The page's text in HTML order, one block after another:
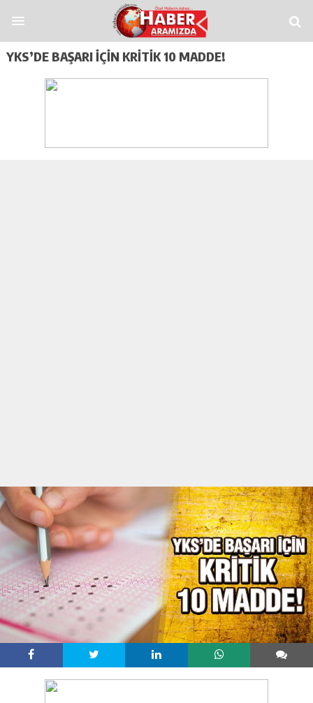
tümbetbetosferDeneme Bonusu Veren Siteler
YKS’DE BAŞARI İÇIN KRITIK 10 MADDE!